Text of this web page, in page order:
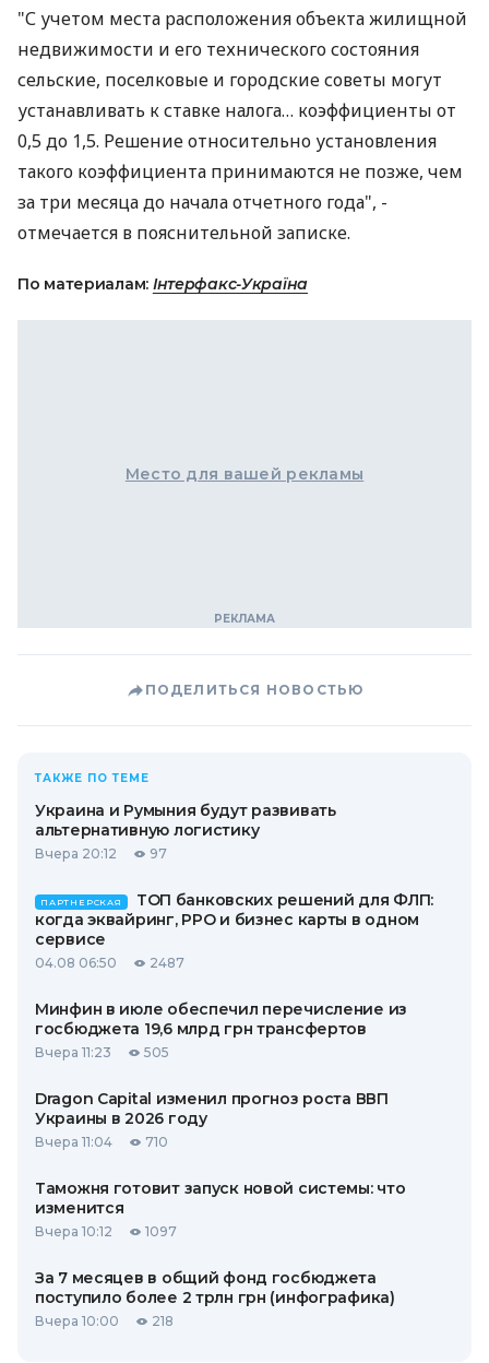
"С учетом места расположения объекта жилищной
недвижимости и его технического состояния
сельские, поселковые и городские советы могут
устанавливать к ставке налога… коэффициенты от
0,5 до 1,5. Решение относительно установления
такого коэффициента принимаются не позже, чем
за три месяца до начала отчетного года", -
отмечается в пояснительной записке.
По материалам: Інтерфакс-Україна
Место для вашей рекламы
ПОДЕЛИТЬСЯ НОВОСТЬЮ
ТАКЖЕ ПО ТЕМЕ
Украина и Румыния будут развивать
альтернативную логистику
Вчера 20:12 97
ПАРТНЕРСКАЯ
ТОП банковских решений для ФЛП:
когда эквайринг, РРО и бизнес карты в одном
сервисе
04.08 06:50 2487
Минфин в июле обеспечил перечисление из
госбюджета 19,6 млрд грн трансфертов
Вчера 11:23 505
Dragon Capital изменил прогноз роста ВВП
Украины в 2026 году
Вчера 11:04 710
Таможня готовит запуск новой системы: что
изменится
Вчера 10:12 1097
За 7 месяцев в общий фонд госбюджета
поступило более 2 трлн грн (инфографика)
Вчера 10:00 218